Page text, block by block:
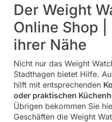
Der Weight
Online Shop
ihrer Nähe
Nicht nur das Weight
Stadthagen bietet Hilfe.
hilft mit entsprechenden
oder praktischen
Übrigen bekommen Sie
Geschäften die Weight